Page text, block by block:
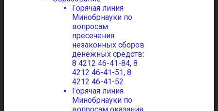
Горячая линия
Минобрнауки по
вопросам
пресечения
незаконных сборов
денежных средств:
8 4212 46-41-84, 8
4212 46-41-51, 8
4212 46-41-52.
Горячая линия
Минобрнауки по